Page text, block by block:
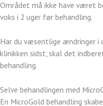
Området må ikke have været
voks i 2 uger før behandling.
Har du væsentlige ændringer i
klinikken sidst, skal det
behandling.
Selve behandlingen med
En MicroGold behandling